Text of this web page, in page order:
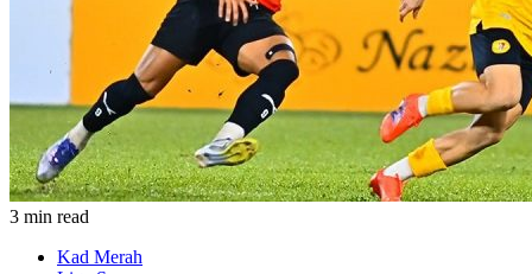
3 min read
Kad Merah